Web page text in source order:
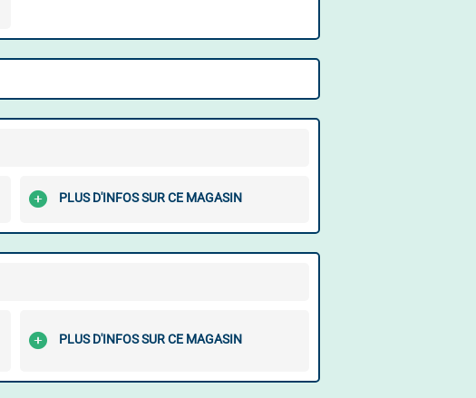
PLUS D'INFOS SUR CE MAGASIN
PLUS D'INFOS SUR CE MAGASIN